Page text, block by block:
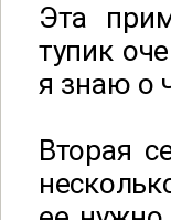
Эта
тупик
я знаю о
Вторая